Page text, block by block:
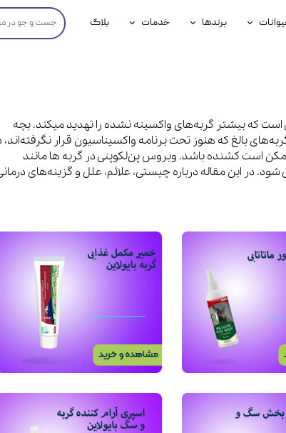
برندها
بیفار
جرهای
نیناپت
وینستون
ویسکاس
ونپی
خدمات بلاگ
که بیشتر گربه‌های واکسینه نشده را تهدید میکند. بچه
بالغ که هنوز تحت برنامه واکسیناسیون قرار نگرفته‌اند،
است کشنده باشد. ویروس پن‌لکوپنی در گربه ها مانند
در این مقاله درباره چیستی، علائم، علل و گزینه‌های